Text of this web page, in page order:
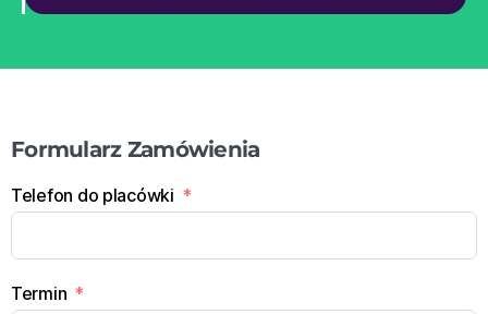
Formularz Zamówienia
Telefon do placówki
Termin